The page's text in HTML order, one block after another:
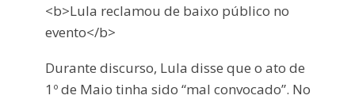
<b>Lula reclamou de baixo público no
evento</b>
Durante discurso, Lula disse que o ato de
1º de Maio tinha sido “mal convocado”. No